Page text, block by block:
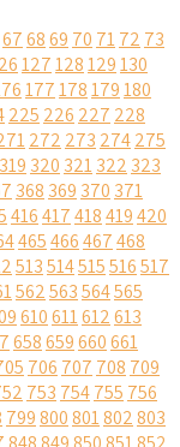
676869 70 7172 73
127128129130
177178179180
225 226 227 228
272 273 274275
319 320 321322 323
368 369 370 371
416417418419420
465466467468
513514515516517
562563564565
610611612613
658659660661
706 707 708 709
753 754755 756
799800801802803